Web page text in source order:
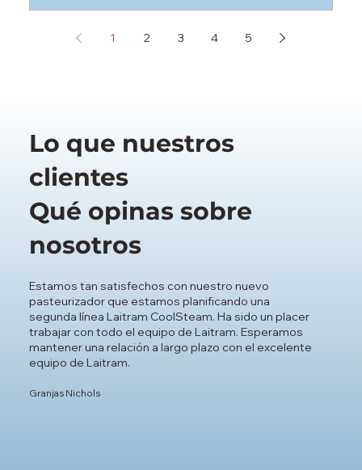
1 2 3 4 5
Lo que nuestros
clientes
Qué opinas sobre
nosotros
Estamos tan satisfechos con nuestro nuevo
pasteurizador que estamos planificando una
segunda línea Laitram CoolSteam. Ha sido un placer
trabajar con todo el equipo de Laitram. Esperamos
mantener una relación a largo plazo con el excelente
equipo de Laitram.
Granjas Nichols